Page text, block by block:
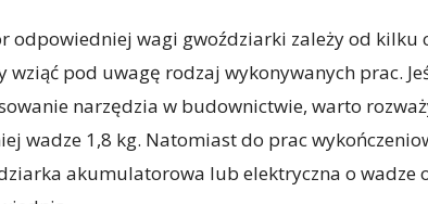
odpowiedniej wagi gwoździarki zależy od kilku
wziąć pod uwagę rodzaj wykonywanych prac.
narzędzia w budownictwie, warto
wadze 1,8 kg. Natomiast do prac
akumulatorowa lub elektryczna o wadze